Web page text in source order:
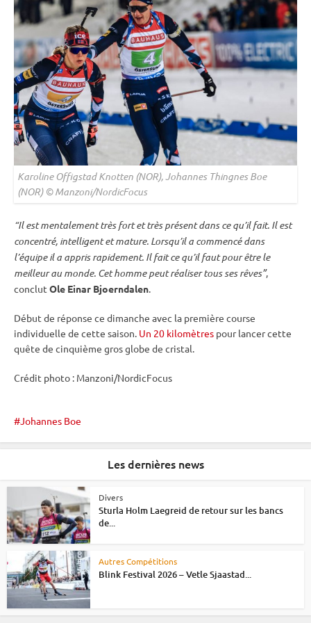
Karoline Offigstad Knotten (NOR), Johannes Thingnes Boe
(NOR) © Manzoni/NordicFocus
“Il est mentalement très fort et très présent dans ce qu’il fait. Il est
concentré, intelligent et mature. Lorsqu’il a commencé dans
l’équipe il a appris rapidement. Il fait ce qu’il faut pour être le
meilleur au monde. Cet homme peut réaliser tous ses rêves”,
conclut Ole Einar Bjoerndalen.
Début de réponse ce dimanche avec la première course
individuelle de cette saison. Un 20 kilomètres pour lancer cette
quête de cinquième grosglobe de cristal.
Crédit photo : Manzoni/NordicFocus
Johannes Boe
Les dernières news
Divers
Sturla Holm Laegreid de retour sur les bancs
de...
Autres Compétitions
Blink Festival 2026 – Vetle Sjaastad...